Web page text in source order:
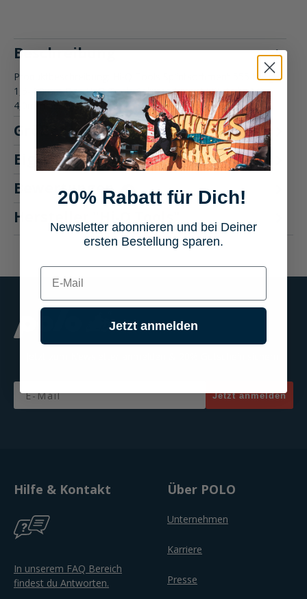
Beschreibung
Produktbeschreibung: Hi-Q Tools Splintsortiment 555-teilig
1,5-4,0mm Das Hi-Q Tools Splintsortiment 555-teilig 1,5-
4,0mm bi…Mehr
Größentabelle
Eigenschaften
Bewertungen
1
Hersteller "Hi-Q Tools"
Email
Jetzt anmelden
Hilfe & Kontakt
In unserem FAQ Bereich
findest du Antworten.
Über POLO
Unternehmen
Karriere
Presse
20% Rabatt für Dich!
Newsletter abonnieren und bei Deiner
ersten Bestellung sparen.
E-mail
Jetzt anmelden